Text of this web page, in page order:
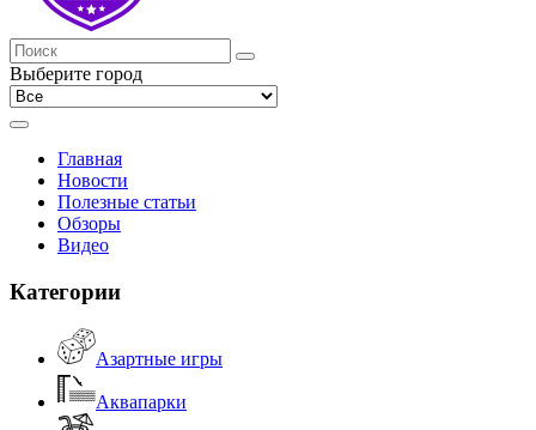
Выберите город
Главная
Новости
Полезные статьи
Обзоры
Видео
Категории
Азартные игры
Аквапарки